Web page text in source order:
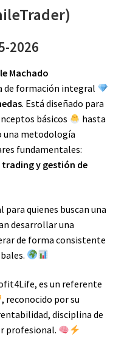
2026
Machado
de formación integral
. Está diseñado para
básicos
hasta
una metodología
fundamentales:
y gestión de
quienes buscan una
desarrollar una
de forma consistente
es un referente
, reconocido por su
disciplina de
profesional.